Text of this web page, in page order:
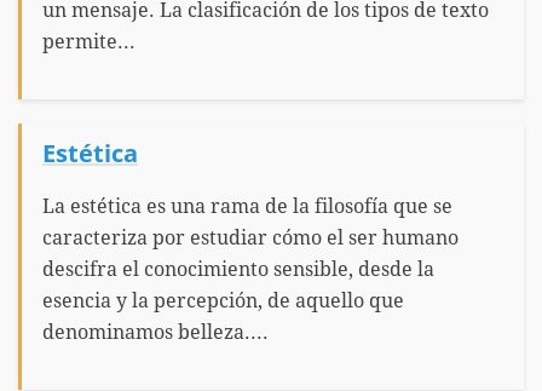
un mensaje. La clasificación de los tipos de texto
permite...
Estética
La estética es una rama de la filosofía que se
caracteriza por estudiar cómo el ser humano
descifra el conocimiento sensible, desde la
esencia y la percepción, de aquello que
denominamos belleza....